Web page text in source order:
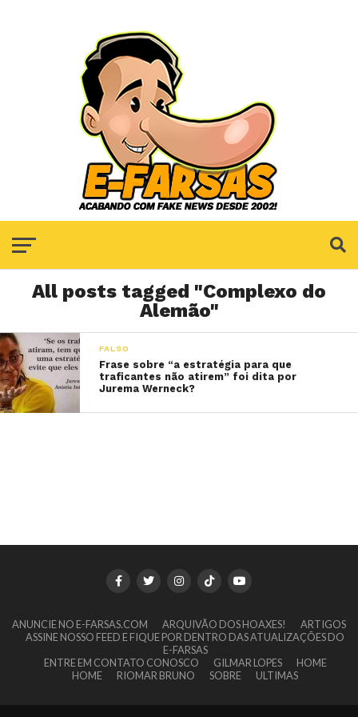
All posts tagged "Complexo do
Alemão"
FALSO
Frase sobre “a estratégia para que
traficantes não atirem” foi dita por
Jurema Werneck?
ANUNCIE NO E-FARSAS.COM ARQUIVÃO DOS HOAXES!
ARTIGOS
ASSINE NOSSO FEED E FIQUE POR DENTRO DAS ATUALIZAÇÕES DO
E-FARSAS
ENTRE EM CONTATO CONOSCO
GILMAR LOPES
HOME
HOME
RIOMAR BRUNO SOBRE ULTIMAS